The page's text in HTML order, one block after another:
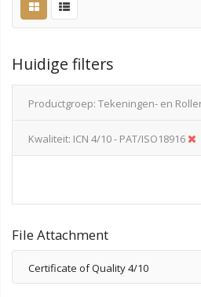
Huidige filters
Productgroep Tekeningen- en
Kwaliteit ICN 4/10 - PAT/ISO18916
File Attachment
Certificate of Quality 4/10